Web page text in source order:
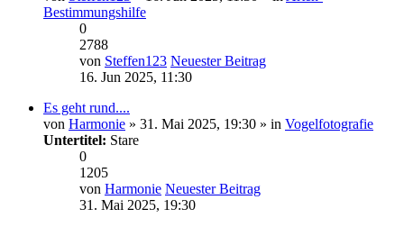
Bestimmungshilfe
0
2788
von Steffen123 Neuester Beitrag
16. Jun 2025, 11:30
Es geht rund....
von Harmonie » 31. Mai 2025, 19:30 » in Vogelfotografie
Untertitel: Stare
0
1205
von Harmonie Neuester Beitrag
31. Mai 2025, 19:30